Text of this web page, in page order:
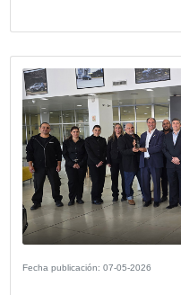
VER MÁS